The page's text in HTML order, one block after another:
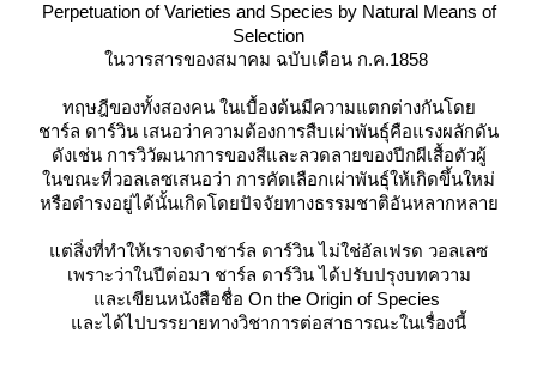
Perpetuation of Varieties and Species by Natural Means of
Selection
นวารสารของสมาคม ฉบับเดือน ก.ค.1858
ทฤษฎีของทั้งสองคน ในเบื้องต้นมีความแตกต่างกันโด
ชาร์ล ดาร์วิน เสนอว่าความต้องการสืบเผ่าพันธุ์คือแรงผลักดัน
ดังเช่น การวิวัฒนาการของสีและลวดลายของปีกผีเสื้อตัวผู้
นขณะที่วอลเลซเสนอว่า การคัดเลือกเผ่าพันธุ์ให้เกิดขึ้นใหม่
หรือดำรงอยู่ได้นั้นเกิดโดยปัจจัยทางธรรมชาติอันหลากหลา
ต่สิ่งที่ทำให้เราจดจำชาร์ล ดาร์วิน ไม่ใช่อัลเฟรด วอลเลซ
เพราะว่าในปีต่อมา ชาร์ล ดาร์วิน ได้ปรับปรุงบทความ
ละเขียนหนังสือชื่อ On the Origin of Species
ละได้ไปบรรยายทางวิชาการต่อสาธารณะในเรื่องนี้